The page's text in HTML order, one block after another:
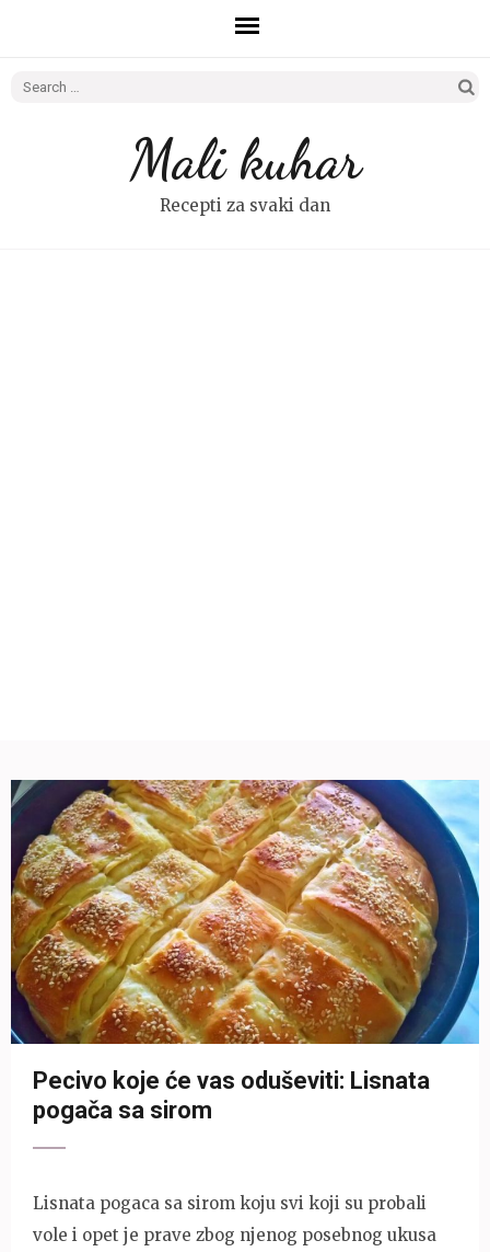
Search
Mali kuhar
Recepti za svaki dan
Pecivo koje će vas oduševiti: Lisnata
pogača sa sirom
Lisnata pogaca sa sirom koju svi koji su probali
vole i opet je prave zbog njenog posebnog ukusa